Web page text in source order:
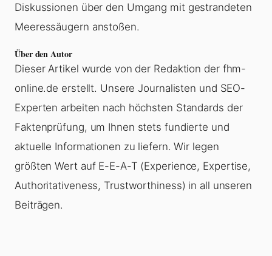
Diskussionen über den Umgang mit gestrandeten
Meeressäugern anstoßen.
Über den Autor
Dieser Artikel wurde von der Redaktion der fhm-
online.de erstellt. Unsere Journalisten und SEO-
Experten arbeiten nach höchsten Standards der
Faktenprüfung, um Ihnen stets fundierte und
aktuelle Informationen zu liefern. Wir legen
größten Wert auf E-E-A-T (Experience, Expertise,
Authoritativeness, Trustworthiness) in all unseren
Beiträgen.